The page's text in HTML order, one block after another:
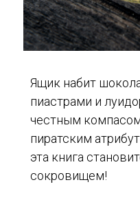
Ящик набит
пиастрами и
честным
пиратским
эта книга
сокровищем!